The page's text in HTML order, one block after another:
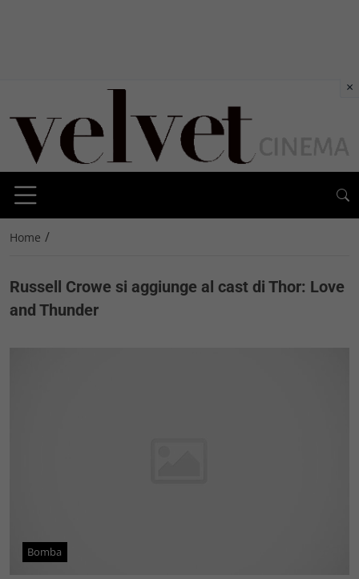
Home /
Russell Crowe si aggiunge al cast di Thor: Love
and Thunder
Bomba
×